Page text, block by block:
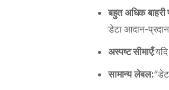
बहुत अधिक बाहरी
डेटा आदान-प्रदान
अस्पष्ट सीमाएँ:
सामान्य लेबल: